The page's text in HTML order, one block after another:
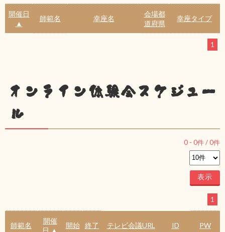
開催日
▲
師範名 幸座名
会場都
道府県
幸座タイプ
1
オンライン体験会スケジュー
ル
0 - 0件 /0件
1
師範名
開催
開始 終了 テレビ会議URL ID PW